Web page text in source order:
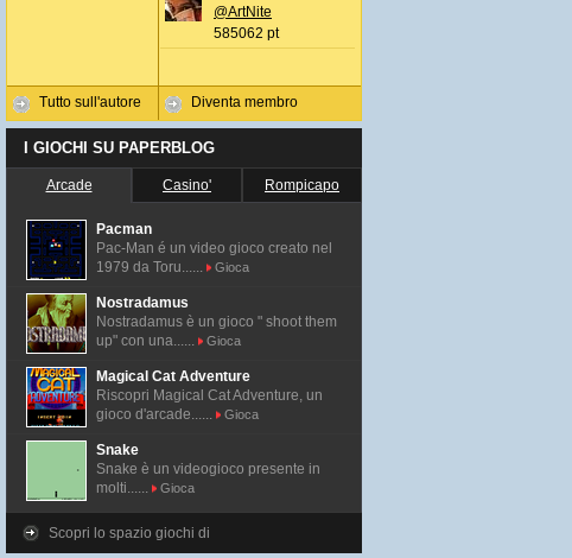
Tutto sull'autore
@ArtNite
585062 pt
Diventa membro
I GIOCHI SU PAPERBLOG
Arcade Casino' Rompicapo
Pacman
Pac-Man é un video gioco creato nel
1979 da Toru......
Gioca
Nostradamus
Nostradamus è un gioco " shoot them
up" con una......
Gioca
Magical Cat Adventure
Riscopri Magical Cat Adventure, un
gioco d'arcade......
Gioca
Snake
Snake è un videogioco presente in
molti......
Gioca
Scopri lo spazio giochi di